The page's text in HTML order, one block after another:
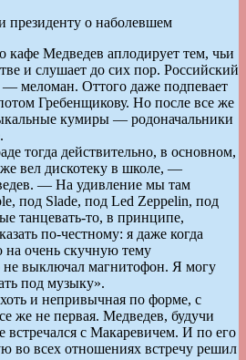
кафе Медведев аплодирует тем, чьи
и слушает до сих пор. Российский
— меломан. Оттого даже подпевает
Гребенщикову. Но после все же
кумиры — родоначальники
тогда действительно, в основном,
вел дискотеку в школе, —
— На удивление мы там
под Slade, под Led Zeppelin, под
танцевать-то, в принципе,
по-честному: я даже когда
на очень скучную тему
выключал магнитофон. Я могу
под музыку».
и непривычная по форме, с
же не первая. Медведев, будучи
с Макаревичем. И по его
во всех отношениях встречу решил